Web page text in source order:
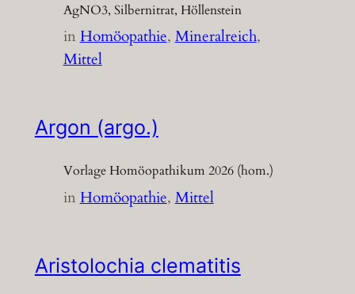
AgNO3, Silbernitrat, Höllenstein
inHomöopathie, Mineralreich
Mittel
Argon (argo.)
Vorlage Homöopathikum 2026 (hom.)
inHomöopathie, Mittel
Aristolochia clematitis